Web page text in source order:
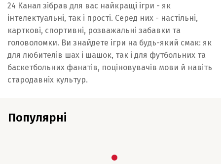
24 Канал зібрав для вас найкращі ігри - як
інтелектуальні, так і прості. Серед них - настільні,
карткові, спортивні, розважальні забавки та
головоломки. Ви знайдете ігри на будь-який смак: як
для любителів шах і шашок, так і для футбольних та
баскетбольних фанатів, поціновувачів мови й навіть
стародавніх культур.
Популярні